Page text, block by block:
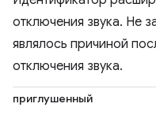
отключения звука. Не
являлось причиной
отключения звука.
приглушенный